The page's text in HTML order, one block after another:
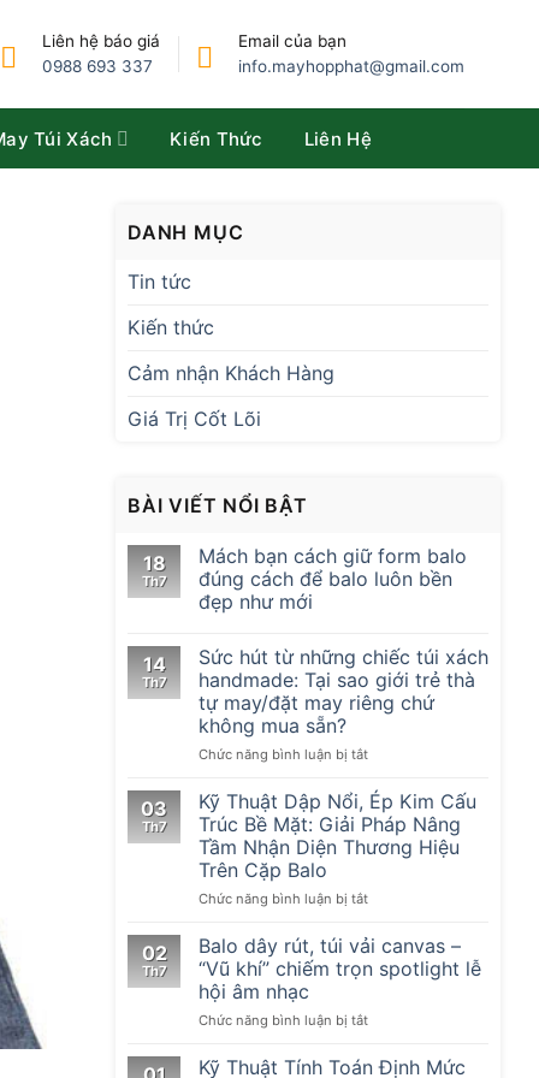
Liên hệ báo giá
0988 693 337
Email của bạn
info.mayhopphat@gmail.com
Túi Xách Kiến Thức Liên Hệ
DANH MỤC
Tin tức
Kiến thức
Cảm nhận Khách Hàng
Giá Trị Cốt Lõi
BÀI VIẾT NỔI BẬT
18
Th7
Mách bạn cách giữ form balo
đúng cách để balo luôn bền
đẹp như mới
14
Th7
Sức hút từ những chiếc túi xách
handmade: Tại sao giới trẻ thà
tự may/đặt may riêng chứ
không mua sẵn?
Chức năng bình luận bị tắtở
hút
từ
những
chiếc
xách
Tại
sao
giới
thà
may/
03
Th7
Kỹ Thuật Dập Nổi, Ép Kim Cấu
Trúc Bề Mặt: Giải Pháp Nâng
Tầm Nhận Diện Thương Hiệu
Trên Cặp Balo
Chức năng bình luận bị tắtở
Thuật
Dập
Nổi,
Kim
Trúc
02
Th7
Balo dây rút, túi vải canvas –
“Vũ khí” chiếm trọn spotlight lễ
hội âm nhạc
Chức năng bình luận bị tắtở
dây
Kỹ Thuật Tính Toán Định Mức